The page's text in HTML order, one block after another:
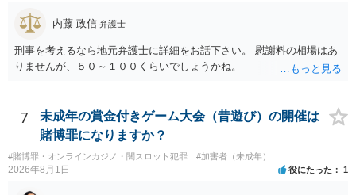
内藤 政信 弁護士
刑事を考えるなら地元弁護士に詳細をお話下さい。 慰謝料の相場はあ
りませんが、５０～１００くらいでしょうかね。
7
未成年の賞金付きゲーム大会（昔遊び）の開催は
賭博罪になりますか？
#賭博罪・オンラインカジノ・闇スロット犯罪 #加害者（未成年）
2026年8月1日 役にたった 1